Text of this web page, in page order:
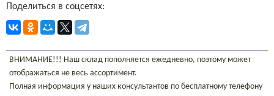
Поделиться в соцсетях:
ВНИМАНИЕ!!! Наш склад пополняется ежедневно, поэтому может
отображаться не весь ассортимент.
Полная информация у наших консультантов по бесплатному телефону